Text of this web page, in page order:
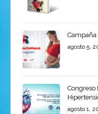
Campaña
agosto 5,
Congreso
agosto 1,